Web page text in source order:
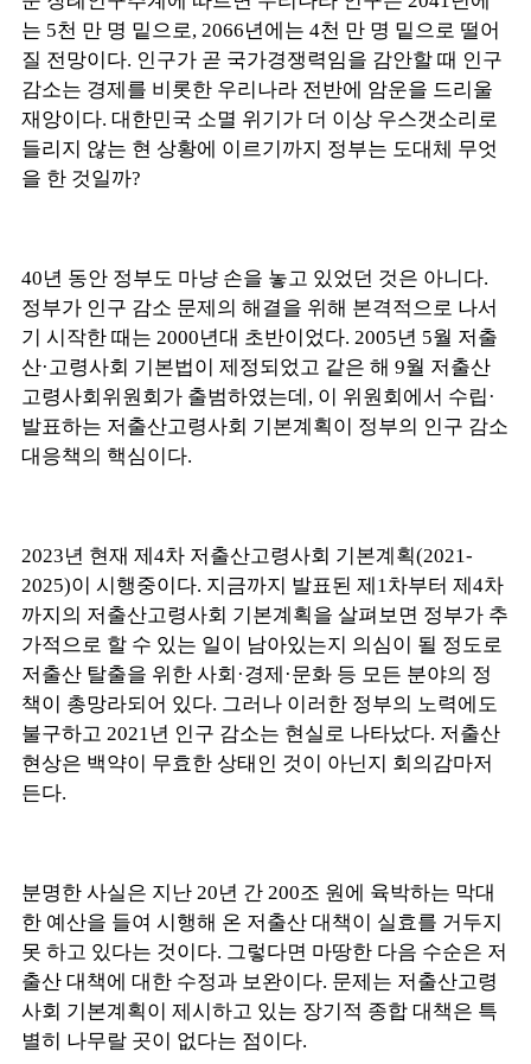
는 5천 만 명 밑으로, 2066년에는 4천 만 명 밑으로 떨어
질 전망이다. 인구가 곧 국가경쟁력임을 감안할 때 인구
감소는 경제를 비롯한 우리나라 전반에 암운을 드리울
재앙이다. 대한민국 소멸 위기가 더 이상 우스갯소리로
들리지 않는 현 상황에 이르기까지 정부는 도대체 무엇
을 한 것일까?
40년 동안 정부도 마냥 손을 놓고 있었던 것은 아니다.
정부가 인구 감소 문제의 해결을 위해 본격적으로 나서
기 시작한 때는 2000년대 초반이었다. 2005년 5월 저출
산·고령사회 기본법이 제정되었고 같은 해 9월 저출산
고령사회위원회가 출범하였는데, 이 위원회에서 수립·
발표하는 저출산고령사회 기본계획이 정부의 인구 감소
대응책의 핵심이다.
2023년 현재 제4차 저출산고령사회 기본계획(2021-
2025)이 시행중이다. 지금까지 발표된 제1차부터 제4차
까지의 저출산고령사회 기본계획을 살펴보면 정부가 추
가적으로 할 수 있는 일이 남아있는지 의심이 될 정도로
저출산 탈출을 위한 사회·경제·문화 등 모든 분야의 정
책이 총망라되어 있다. 그러나 이러한 정부의 노력에도
불구하고 2021년 인구 감소는 현실로 나타났다. 저출산
현상은 백약이 무효한 상태인 것이 아닌지 회의감마저
든다.
분명한 사실은 지난 20년 간 200조 원에 육박하는 막대
한 예산을 들여 시행해 온 저출산 대책이 실효를 거두지
못 하고 있다는 것이다. 그렇다면 마땅한 다음 수순은 저
출산 대책에 대한 수정과 보완이다. 문제는 저출산고령
사회 기본계획이 제시하고 있는 장기적 종합 대책은 특
별히 나무랄 곳이 없다는 점이다.